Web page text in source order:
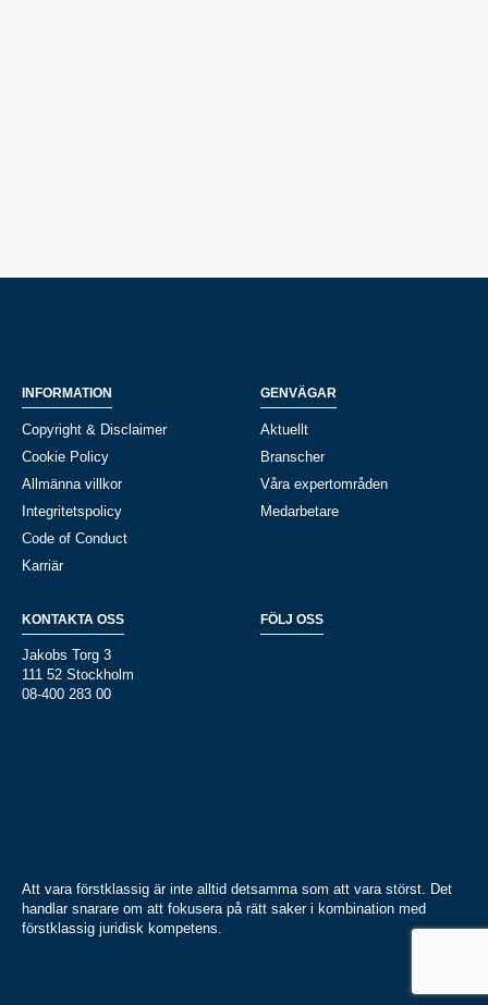
INFORMATION
Copyright & Disclaimer
Cookie Policy
Allmänna villkor
Integritetspolicy
Code of Conduct
Karriär
GENVÄGAR
Aktuellt
Branscher
Våra expertområden
Medarbetare
KONTAKTA OSS
Jakobs Torg 3
111 52 Stockholm
08-400 283 00
FÖLJ OSS
Att vara förstklassig är inte alltid detsamma som att vara störst. Det
handlar snarare om att fokusera på rätt saker i kombination med
förstklassig juridisk kompetens.